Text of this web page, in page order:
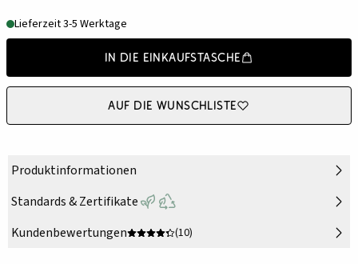
Lieferzeit 3-5 Werktage
In die Einkaufstasche
Auf die Wunschliste
Produktinformationen
Standards & Zertifikate
Kundenbewertungen
(10)